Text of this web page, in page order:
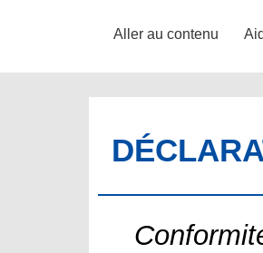
Aller au contenu